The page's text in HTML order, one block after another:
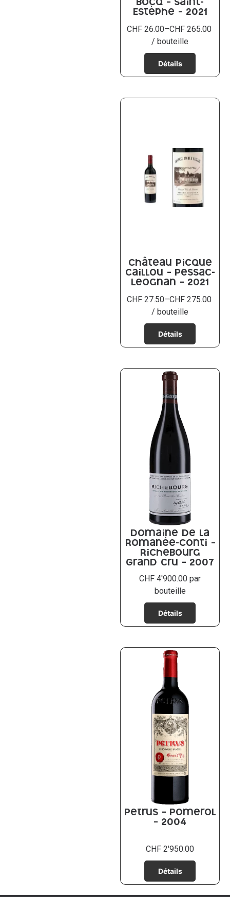
Bocq – Saint-
Estèphe – 2021
CHF26.00–CHF265.00
/ bouteille
Château Picque
Caillou – Pessac-
Leognan – 2021
CHF27.50–CHF275.00
/ bouteille
Domaine de la
Romanée-Conti –
Richebourg
Grand Cru – 2007
CHF 4'900.00 par
bouteille
Petrus – Pomerol
– 2004
CHF 2'950.00